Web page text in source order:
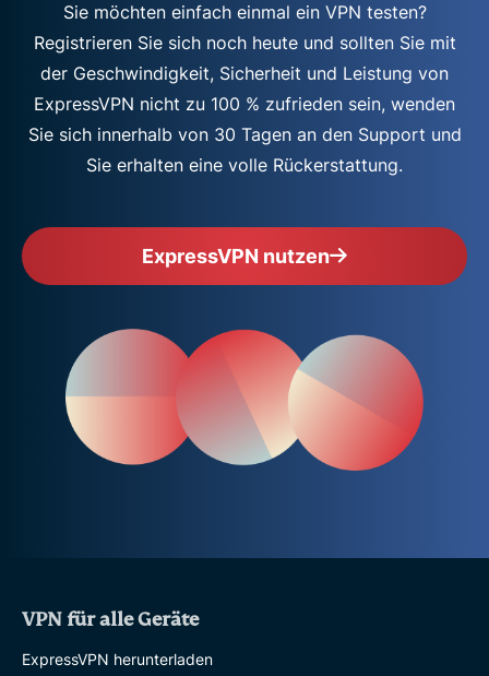
Sie möchten einfach einmal ein VPN testen?
Registrieren Sie sich noch heute und sollten Sie mit
der Geschwindigkeit, Sicherheit und Leistung von
ExpressVPN nicht zu 100 % zufrieden sein, wenden
Sie sich innerhalb von 30 Tagen an den Support und
Sie erhalten eine volle Rückerstattung.
ExpressVPN nutzen
VPN für alle Geräte
ExpressVPN herunterladen